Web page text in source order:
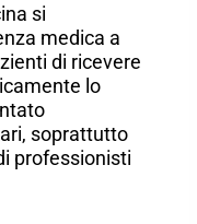
si
medica a
di ricevere
lo
soprattutto
professionisti